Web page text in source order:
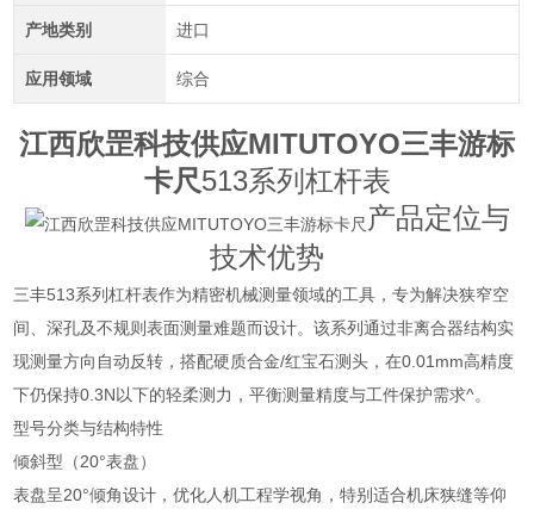
产地类别 进口
应用领域 综合
江西欣罡科技供应MITUTOYO三丰游标
卡尺513系列杠杆表
产品定位与
技术优势
三丰513系列杠杆表作为精密机械测量领域的工具，专为解决狭窄空
间、深孔及不规则表面测量难题而设计。该系列通过非离合器结构实
现测量方向自动反转，搭配硬质合金/红宝石测头，在0.01mm高精度
下仍保持0.3N以下的轻柔测力，平衡测量精度与工件保护需求^。
型号分类与结构特性
倾斜型（20°表盘）
表盘呈20°倾角设计，优化人机工程学视角，特别适合机床狭缝等仰